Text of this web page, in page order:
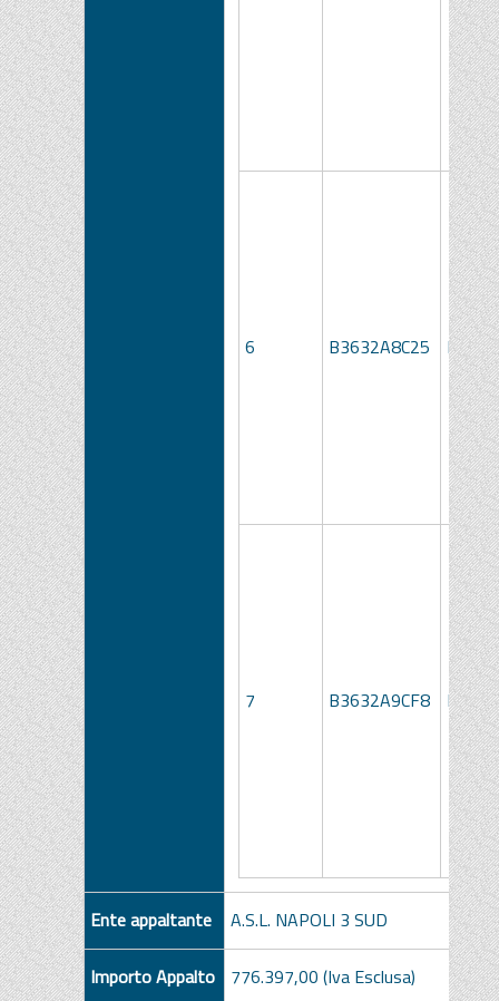
6 B3632A8C25
7 B3632A9CF8
Ente appaltante A.S.L. NAPOLI 3 SUD
Importo Appalto
776.397,00 (Iva Esclusa)